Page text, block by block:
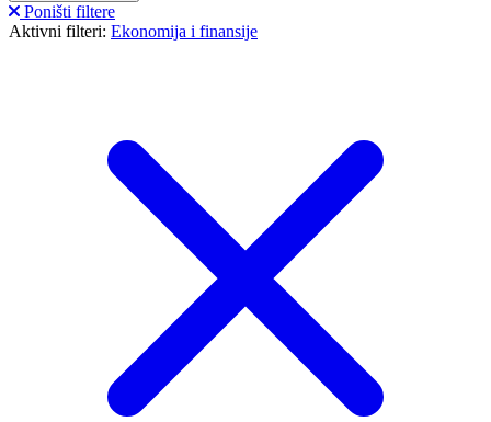
Poništi filtere
Aktivni filteri: Ekonomija i finansije